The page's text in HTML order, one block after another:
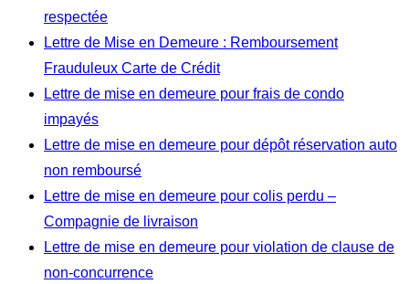
respectée
Lettre de Mise en Demeure : Remboursement
Frauduleux Carte de Crédit
Lettre de mise en demeure pour frais de condo
impayés
Lettre de mise en demeure pour dépôt réservation auto
non remboursé
Lettre de mise en demeure pour colis perdu –
Compagnie de livraison
Lettre de mise en demeure pour violation de clause de
non-concurrence